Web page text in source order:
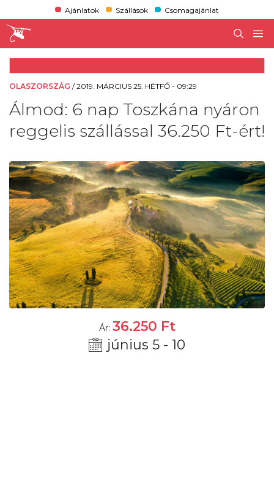
Ajánlatok Szállások Csomagajánlat
OLASZORSZÁG /2019. MÁRCIUS 25. HÉTFŐ - 09:29
Álmod: 6 nap Toszkána nyáron
reggelis szállással 36.250 Ft-ért!
Ár: 36.250 Ft
június 5 - 10